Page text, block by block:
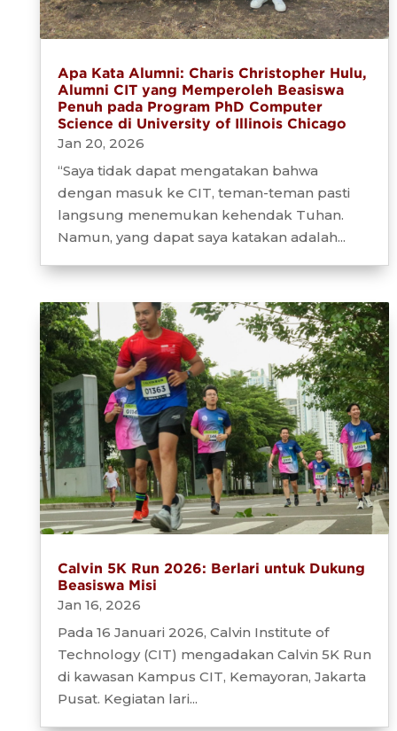
Apa Kata Alumni: Charis Christopher Hulu,
Alumni CIT yang Memperoleh Beasiswa
Penuh pada Program PhD Computer
Science di University of Illinois Chicago
Jan 20, 2026
“Saya tidak dapat mengatakan bahwa
dengan masuk ke CIT, teman-teman pasti
langsung menemukan kehendak Tuhan.
Namun, yang dapat saya katakan adalah...
Calvin 5K Run 2026: Berlari untuk Dukung
Beasiswa Misi
Jan 16, 2026
Pada 16 Januari 2026, Calvin Institute of
Technology (CIT) mengadakan Calvin 5K Run
di kawasan Kampus CIT, Kemayoran, Jakarta
Pusat. Kegiatan lari...